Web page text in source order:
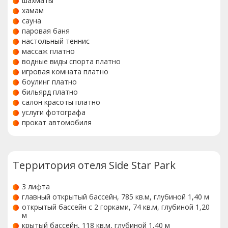
хамам
сауна
паровая баня
настольный теннис
массаж платно
водные виды спорта платно
игровая комната платно
боулинг платно
бильярд платно
салон красоты платно
услуги фотографа
прокат автомобиля
Территория отеля Side Star Park
3 лифта
главный открытый бассейн, 785 кв.м, глубиной 1,40 м
открытый бассейн с 2 горками, 74 кв.м, глубиной 1,20
м
крытый бассейн, 118 кв.м, глубиной 1,40 м